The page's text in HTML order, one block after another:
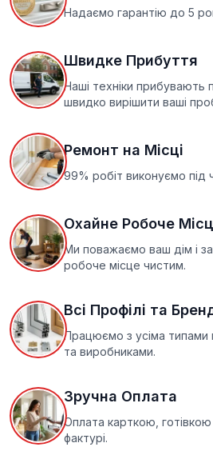
Надаємо гарантію до 5
Швидке Прибуття
Наші техніки прибувають
швидко вирішити ваші
Ремонт на Місці
99% робіт виконуємо під
Охайне Робоче
Ми поважаємо ваш дім і
робоче місце чистим.
Всі Профілі та
Працюємо з усіма типами
та виробниками.
Зручна Оплата
Оплата карткою,
фактурі.